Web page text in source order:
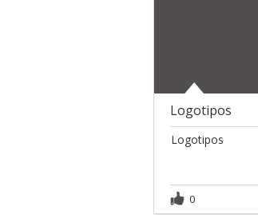
Logotipos
Logotipos
0